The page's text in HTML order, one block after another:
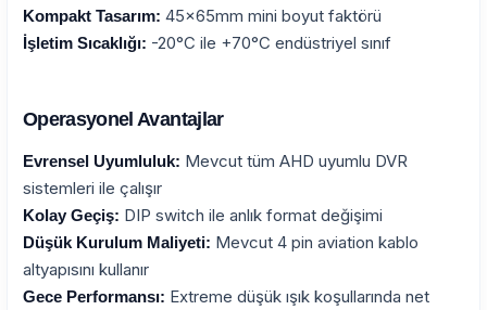
Kompakt Tasarım: 45x65mm mini boyut faktörü
İşletim Sıcaklığı: -20°C ile +70°C endüstriyel sınıf
Operasyonel Avantajlar
Evrensel Uyumluluk: Mevcut tüm AHD uyumlu DVR
sistemleri ile çalışır
Kolay Geçiş: DIP switch ile anlık format değişimi
Düşük Kurulum Maliyeti: Mevcut 4 pin aviation kablo
altyapısını kullanır
Gece Performansı: Extreme düşük ışık koşullarında net